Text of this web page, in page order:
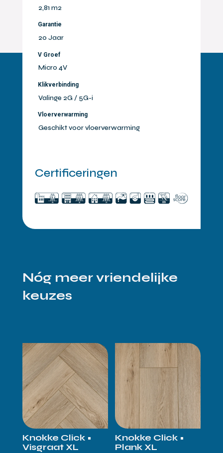
2,81 m2
Garantie
20 Jaar
V Groef
Micro 4V
Klikverbinding
Valinge 2G / 5G-i
Vloerverwarming
Geschikt voor vloerverwarming
Certificeringen
Nóg meer vriendelijke
keuzes
Knokke Click •
Visgraat XL
Knokke Click •
Plank XL